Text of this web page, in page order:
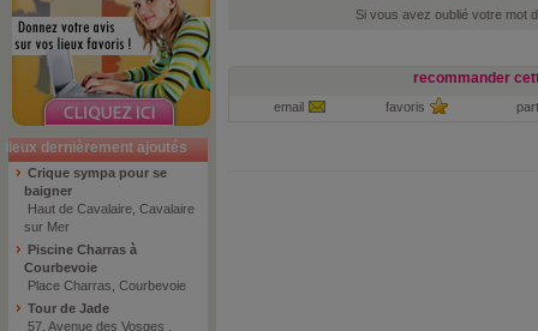
lieux dernièrement ajoutés
Crique sympa pour se
baigner
Haut de Cavalaire, Cavalaire
sur Mer
Piscine Charras à
Courbevoie
Place Charras, Courbevoie
Tour de Jade
57, Avenue des Vosges ,
Si vous avez oublié votre mot
recommander
email favoris